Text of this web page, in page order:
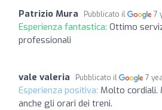
Patrizio Mura Pubblicato il 7
Esperienza fantastica: Ottimo
professionali
vale valeria Pubblicato il 7
Esperienza positiva: Molto cordiali.
anche gli orari dei treni.